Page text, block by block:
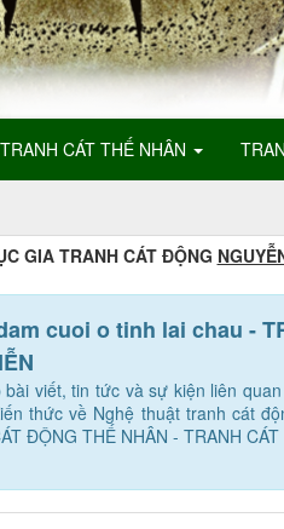
TRANH CÁT THẾ NHÂN
GIA TRANH CÁT ĐỘNG
cuoi o tinh lai chau -
bài viết, tin tức và sự kiện liên
thức về Nghệ thuật tranh cát
ĐỘNG THẾ NHÂN - TRANH CÁT